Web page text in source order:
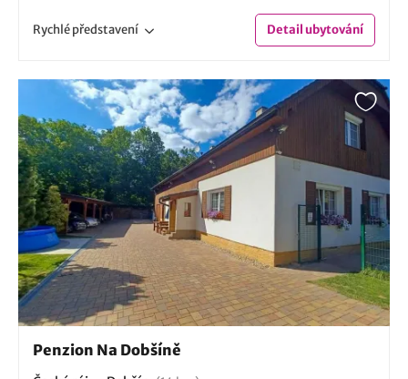
Rychlépředstavení Detailubytování
Penzion Na Dobšíně